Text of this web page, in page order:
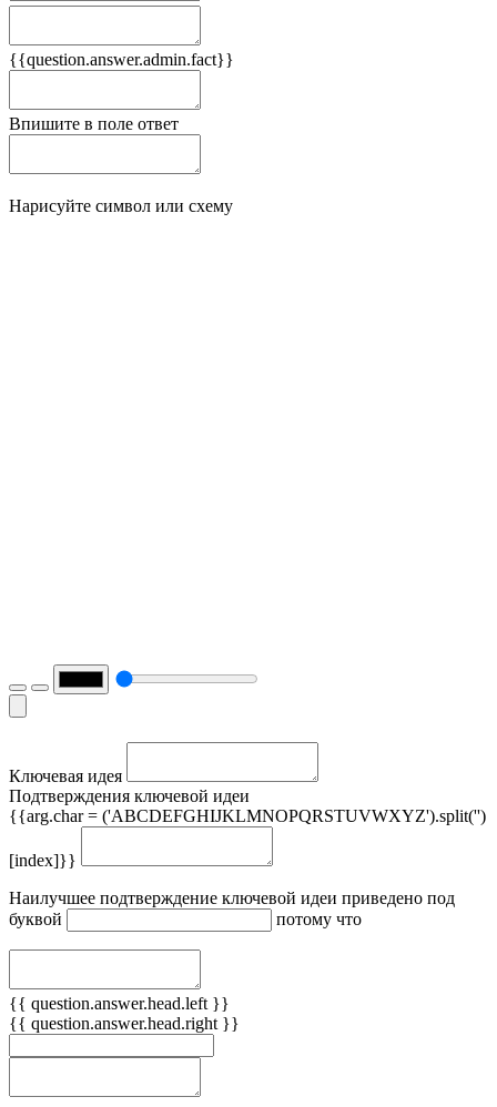
{{question.answer.admin.fact}}
Впишите в поле ответ
Нарисуйте символ или схему
Ключевая идея
Подтверждения ключевой идеи
{{arg.char = ('ABCDEFGHIJKLMNOPQRSTUVWXYZ').split('')
[index]}}
Наилучшее подтверждение ключевой идеи приведено под
буквой
потому что
{{ question.answer.head.left }}
{{ question.answer.head.right }}